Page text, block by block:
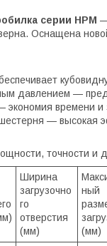
серии HPM
Оснащена
давлением —
времени и
— высокая
точности и
Ширина
загрузочно
го
отверстия
(мм)
ный
(мм)